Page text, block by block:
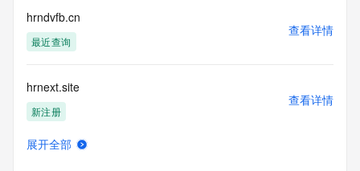
hrndvfb.cn
最近查询
查看详情
hrnext.site
新注册
查看详情
展开全部